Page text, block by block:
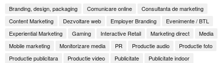
Branding, design, packaging Comunicare online
Consultanta de marketing
Content Marketing
Dezvoltare web Employer Branding
Evenimente / BTL
Experiential Marketing
Gaming Interactive Retail Marketing direct
Media
Mobile marketing
Monitorizare media PR Productie audio
Productie foto
Productie publicitara
Productie video Publicitate Publicitate indoor